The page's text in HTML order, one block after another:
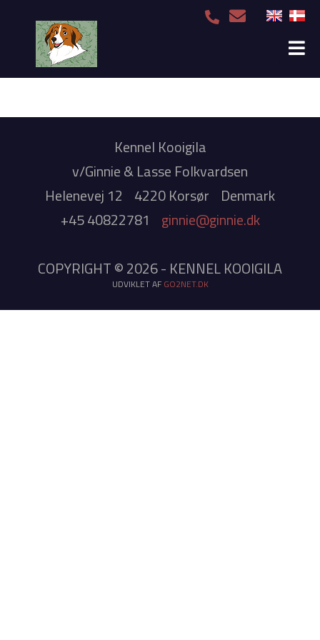
Kennel Kooigila
v/Ginnie & Lasse Folkvardsen
Helenevej 12
4220 Korsør
Denmark
+45 40822781
ginnie@ginnie.dk
COPYRIGHT © 2026 - KENNEL KOOIGILA
UDVIKLET AF GO2NET.DK